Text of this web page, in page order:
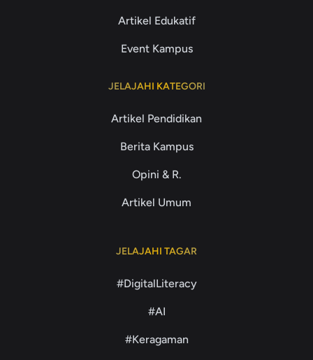
Artikel Edukatif
Event Kampus
JELAJAHI KATEGORI
Artikel Pendidikan
Berita Kampus
Opini & R.
Artikel Umum
JELAJAHI TAGAR
#DigitalLiteracy
#AI
#Keragaman